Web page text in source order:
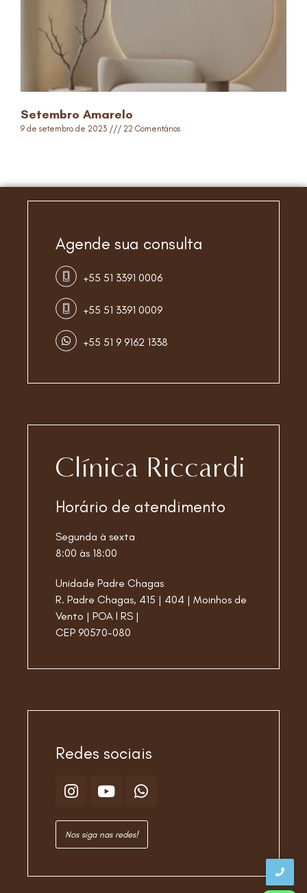
Setembro Amarelo
9 de setembro de 2023 22 Comentários
Agende sua consulta
+55 51 3391 0006
+55 51 3391 0009
+55 51 9 9162 1338
Clínica Riccardi
Horário de atendimento
Segunda à sexta
8:00 às 18:00
Unidade Padre Chagas
R. Padre Chagas, 415 | 404 | Moinhos de
Vento | POA I RS |
CEP 90570-080
Redes sociais
Nos siga nas redes!